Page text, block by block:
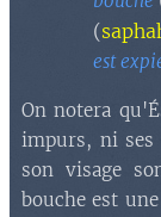
(
est
On notera
impurs, ni ses
son visage
bouche est